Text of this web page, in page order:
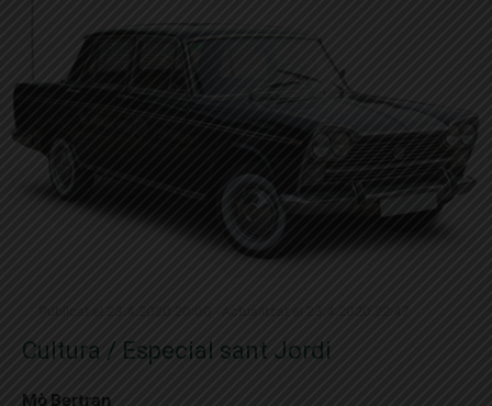
Cultura / Especial sant Jordi
Mò Bertran